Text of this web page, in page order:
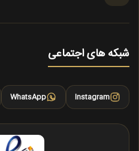
شبکه های اجتماعی
Instagram
WhatsApp